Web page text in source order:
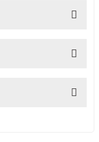
ve diğer